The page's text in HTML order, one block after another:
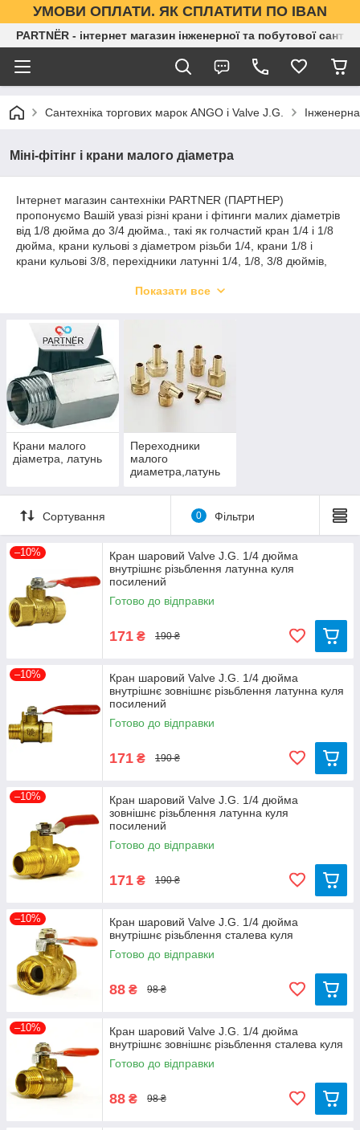
УМОВИ ОПЛАТИ. ЯК СПЛАТИТИ ПО IBAN
PARTNЁR - інтернет магазин інженерної та побутової
Сантехніка торгових марок ANGO і Valve J.G.
Міні-фітінг і крани малого діаметра
Інтернет магазин сантехніки PARTNER (ПАРТНЕР)
пропонуємо Вашій увазі різні крани і фітинги малих діаметрів
від 1/8 дюйма до 3/4 дюйма., такі як голчастий кран 1/4 і 1/8
дюйма, крани кульові з діаметром різьби 1/4, крани 1/8 і
крани кульові 3/8, перехідники латунні 1/4, 1/8, 3/8 дюймів,
У нас Ви завжди можете купити сантехніку оптом, т. к. наша
компанія є оптовим постачальником сантехніки по всі
території України. З питань співпраці оптом, звертайтеся до
наших менеджерів.
Показати все
Крани малого
діаметра, латунь
Переходники
малого
диаметра,латунь
Сортування 0 Фільтри
–10%
Кран шаровий Valve J.G. 1/4 дюйма
внутрішнє різьблення латунна куля
посилений
Готово до відправки
171 ₴ 190 ₴
–10%
Кран шаровий Valve J.G. 1/4 дюйма
внутрішнє зовнішнє різьблення латунна куля
посилений
Готово до відправки
171 ₴ 190 ₴
–10%
Кран шаровий Valve J.G. 1/4 дюйма
зовнішнє різьблення латунна куля
посилений
Готово до відправки
171 ₴ 190 ₴
–10%
Кран шаровий Valve J.G. 1/4 дюйма
внутрішнє різьблення сталева куля
Готово до відправки
88 ₴ 98 ₴
–10%
Кран шаровий Valve J.G. 1/4 дюйма
внутрішнє зовнішнє різьблення сталева куля
Готово до відправки
88 ₴ 98 ₴